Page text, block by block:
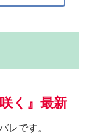
く』最新
レです。